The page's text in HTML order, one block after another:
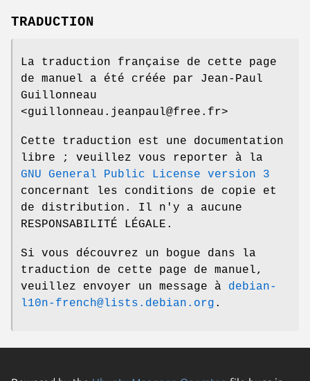
TRADUCTION
La traduction française de cette page
de manuel a été créée par Jean-Paul
Guillonneau
<guillonneau.jeanpaul@free.fr>
Cette traduction est une documentation
libre ; veuillez vous reporter à la
GNU General Public License version 3
concernant les conditions de copie et
de distribution. Il n'y a aucune
RESPONSABILITÉ LÉGALE.
Si vous découvrez un bogue dans la
traduction de cette page de manuel,
veuillez envoyer un message à debian-
l10n-french@lists.debian.org .